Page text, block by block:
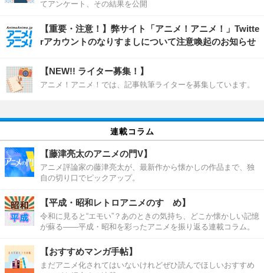
てアンケート、その結果を公開
【重要・注意！】弊サイト「アニメ！アニメ！」Twitte
rアカウントのなりすましについて注意喚起のお知らせ
【NEW!! ライター募集！】
アニメ！アニメ！では、記事執筆ライターを募集しています。
連載コラム
【藤津亮太のアニメの門V】
アニメ評論家の藤津亮太が、最新作から懐かしの作品まで、独
自の切り口でピックアップ。
【平成・昭和レトロアニメのすゝめ】
令和に見ると“エモい”？あのときの気持ち、どこか懐かしい記憶
が蘇る――平成・昭和を彩ったアニメを振り返る連載コラム。
【おすすめマンガ手帖】
まだアニメ化されてはいないけれどぜひ読んでほしいおすすめ